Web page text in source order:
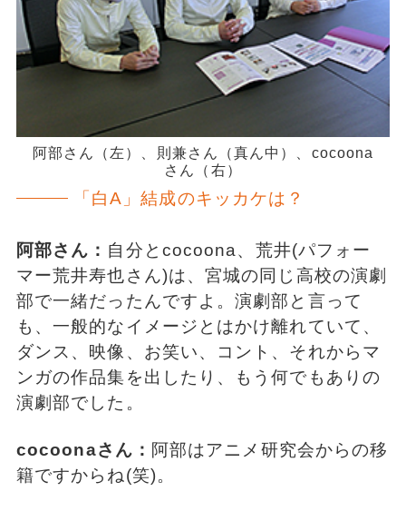
阿部さん（左）、則兼さん（真ん中）、cocoona
さん（右）
「白A」結成のキッカケは？
阿部さん： 自分とcocoona、荒井(パフォー
マー荒井寿也さん)は、宮城の同じ高校の演劇
部で一緒だったんですよ。演劇部と言って
も、一般的なイメージとはかけ離れていて、
ダンス、映像、お笑い、コント、それからマ
ンガの作品集を出したり、もう何でもありの
演劇部でした。
cocoonaさん： 阿部はアニメ研究会からの移
籍ですからね(笑)。